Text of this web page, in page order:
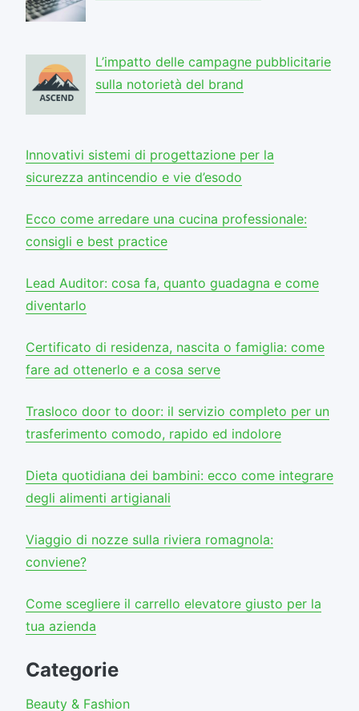
L’impatto delle campagne pubblicitarie
sulla notorietà del brand
Innovativi sistemi di progettazione per la
sicurezza antincendio e vie d’esodo
Ecco come arredare una cucina professionale:
consigli e best practice
Lead Auditor: cosa fa, quanto guadagna e come
diventarlo
Certificato di residenza, nascita o famiglia: come
fare ad ottenerlo e a cosa serve
Trasloco door to door: il servizio completo per un
trasferimento comodo, rapido ed indolore
Dieta quotidiana dei bambini: ecco come integrare
degli alimenti artigianali
Viaggio di nozze sulla riviera romagnola:
conviene?
Come scegliere il carrello elevatore giusto per la
tua azienda
Categorie
Beauty & Fashion